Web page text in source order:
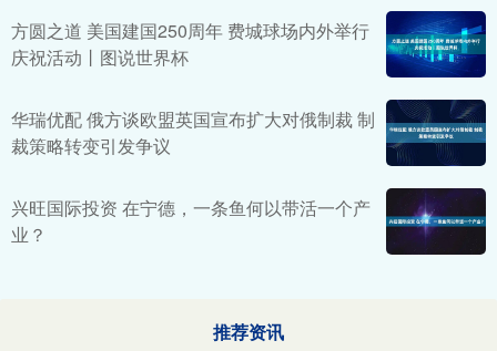
方圆之道 美国建国250周年 费城球场内外举行
庆祝活动丨图说世界杯
华瑞优配 俄方谈欧盟英国宣布扩大对俄制裁 制
裁策略转变引发争议
兴旺国际投资 在宁德，一条鱼何以带活一个产
业？
推荐资讯